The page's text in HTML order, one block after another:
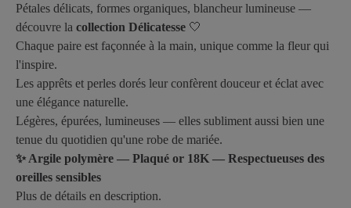
Pétales délicats, formes organiques, blancheur lumineuse —
découvre la collection Délicatesse 🤍
Chaque paire est façonnée à la main, unique comme la fleur qui
l'inspire.
Les apprêts et perles dorés leur confèrent douceur et éclat avec
une élégance naturelle.
Légères, épurées, lumineuses — elles subliment aussi bien une
tenue du quotidien qu'une robe de mariée.
✨ Argile polymère — Plaqué or 18K — Respectueuses des
oreilles sensibles
Plus de détails en description.